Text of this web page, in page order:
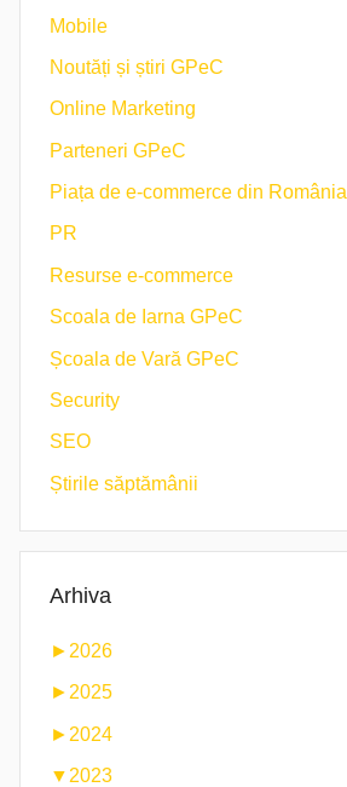
Mobile
Noutăți și știri GPeC
Online Marketing
Parteneri GPeC
Piața de e-commerce din România
PR
Resurse e-commerce
Scoala de Iarna GPeC
Școala de Vară GPeC
Security
SEO
Știrile săptămânii
Arhiva
► 2026
► 2025
► 2024
▼ 2023